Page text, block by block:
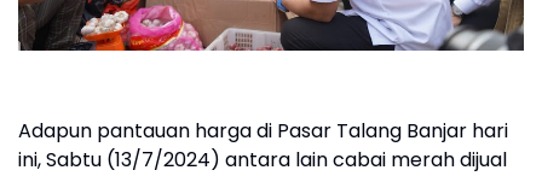
Adapun pantauan harga di Pasar Talang Banjar hari
ini, Sabtu (13/7/2024) antara lain cabai merah dijual